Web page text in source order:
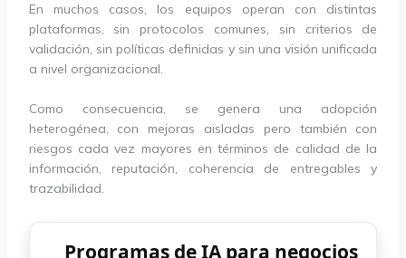
En muchos casos, los equipos operan con distintas
plataformas, sin protocolos comunes, sin criterios de
validación, sin políticas definidas y sin una visión unificada
a nivel organizacional.
Como consecuencia, se genera una adopción
heterogénea, con mejoras aisladas pero también con
riesgos cada vez mayores en términos de calidad de la
información, reputación, coherencia de entregables y
trazabilidad.
Programas de IA para negocios